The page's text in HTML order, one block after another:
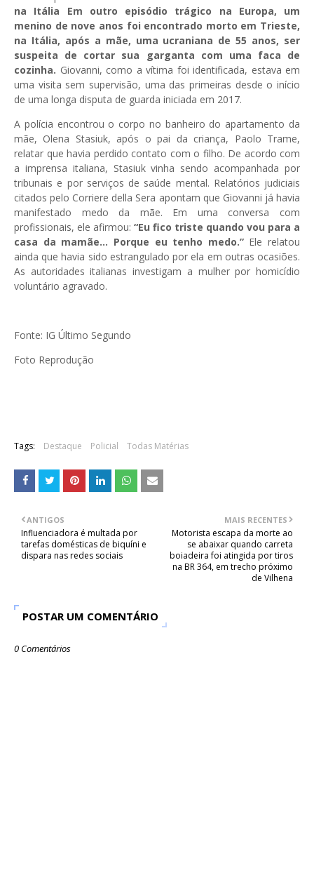
na Itália Em outro episódio trágico na Europa, um
menino de nove anos foi encontrado morto em Trieste,
na Itália, após a mãe, uma ucraniana de 55 anos, ser
suspeita de cortar sua garganta com uma faca de
cozinha. Giovanni, como a vítima foi identificada, estava em
uma visita sem supervisão, uma das primeiras desde o início
de uma longa disputa de guarda iniciada em 2017.
A polícia encontrou o corpo no banheiro do apartamento da
mãe, Olena Stasiuk, após o pai da criança, Paolo Trame,
relatar que havia perdido contato com o filho. De acordo com
a imprensa italiana, Stasiuk vinha sendo acompanhada por
tribunais e por serviços de saúde mental. Relatórios judiciais
citados pelo Corriere della Sera apontam que Giovanni já havia
manifestado medo da mãe. Em uma conversa com
profissionais, ele afirmou: “Eu fico triste quando vou para a
casa da mamãe… Porque eu tenho medo.”Ele relatou
ainda que havia sido estrangulado por ela em outras ocasiões.
As autoridades italianas investigam a mulher por homicídio
voluntário agravado.
Fonte: IG Último Segundo
Foto Reprodução
Tags: Destaque Policial Todas Matérias
MAIS RECENTES
Motorista escapa da morte ao
se abaixar quando carreta
boiadeira foi atingida por tiros
na BR 364, em trecho próximo
de Vilhena
ANTIGOS
Influenciadora é multada por
tarefas domésticas de biquíni e
dispara nas redes sociais
POSTAR UM COMENTÁRIO
0 Comentários